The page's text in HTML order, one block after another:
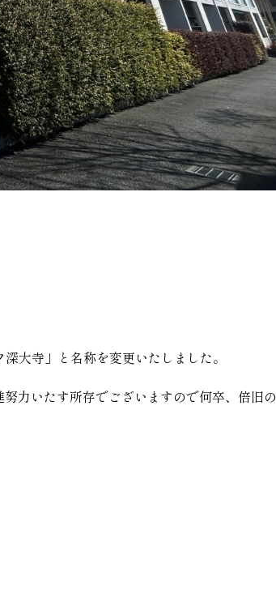
大寺」と名称を変更いたしました。
力いたす所存でございますので何卒、倍旧の